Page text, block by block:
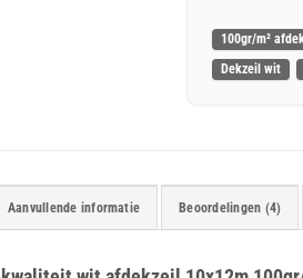
100gr/m²
Dekzeil wit
Aanvullende informatie Beoordelingen (4)